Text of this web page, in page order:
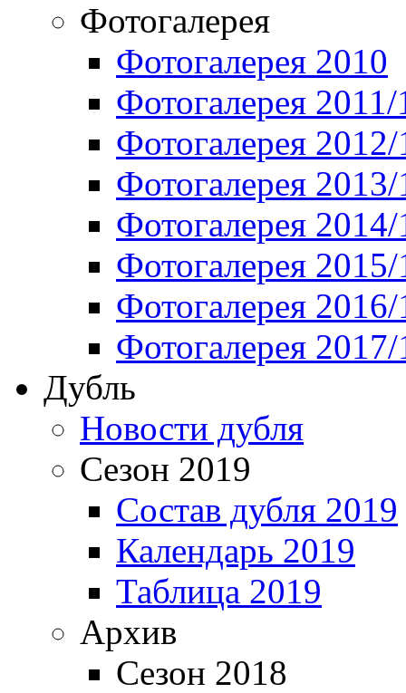
Фотогалерея
Фотогалерея 2010
Фотогалерея 2011/
Фотогалерея
Фотогалерея
Фотогалерея
Фотогалерея
Фотогалерея
Фотогалерея
Дубль
Новости дубля
Сезон 2019
Состав дубля 2019
Календарь 2019
Таблица 2019
Архив
Сезон 2018